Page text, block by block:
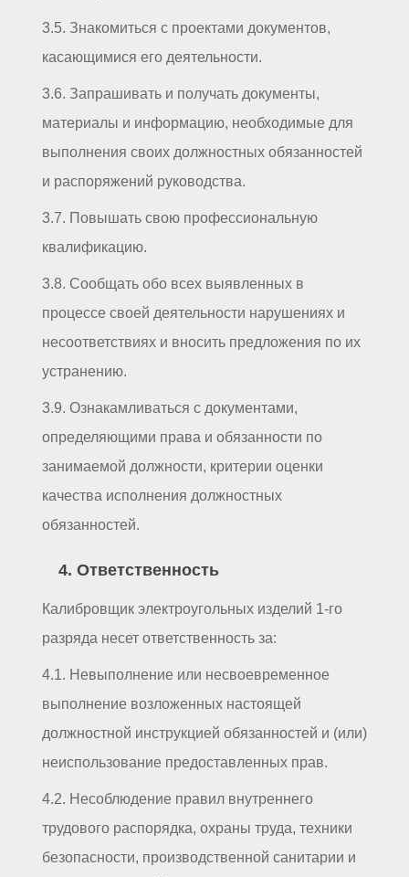
3.5. Знакомиться с проектами документов,
касающимися его деятельности.
3.6. Запрашивать и получать документы,
материалы и информацию, необходимые для
выполнения своих должностных обязанностей
и распоряжений руководства.
3.7. Повышать свою профессиональную
квалификацию.
3.8. Сообщать обо всех выявленных в
процессе своей деятельности нарушениях и
несоответствиях и вносить предложения по их
устранению.
3.9. Ознакамливаться с документами,
определяющими права и обязанности по
занимаемой должности, критерии оценки
качества исполнения должностных
обязанностей.
4. Ответственность
Калибровщик электроугольных изделий 1-го
разряда несет ответственность за:
4.1. Невыполнение или несвоевременное
выполнение возложенных настоящей
должностной инструкцией обязанностей и (или)
неиспользование предоставленных прав.
4.2. Несоблюдение правил внутреннего
трудового распорядка, охраны труда, техники
безопасности, производственной санитарии и